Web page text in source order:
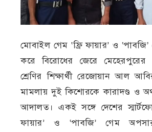
মোবাইল গেম ‘ফ্রি ফায়ার’ ও ‘পাবজি’
করে বিরোধের জেরে মেহেরপুরের
শ্রেণির শিক্ষার্থী রেজোয়ান আল
মামলায় দুই কিশোরকে কারাদণ্ড ও
আদালত। একই সঙ্গে দেশের
ফায়ার’ ও ‘পাবজি’ গেম